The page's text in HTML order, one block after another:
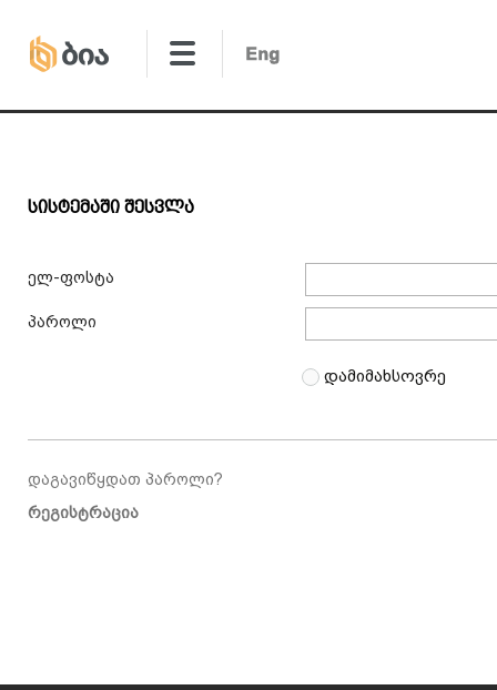
Სისტემაში Შესვლა
ელ-ფოსტა
პაროლი
დამიმახსოვრე
დაგავიწყდათ პაროლი?
რეგისტრაცია